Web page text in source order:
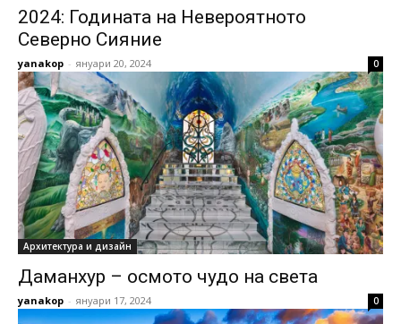
2024: Годината на Невероятното
Северно Сияние
yanakop - януари 20, 2024 0
Архитектура и дизайн
Даманхур – осмото чудо на света
yanakop - януари 17, 2024 0